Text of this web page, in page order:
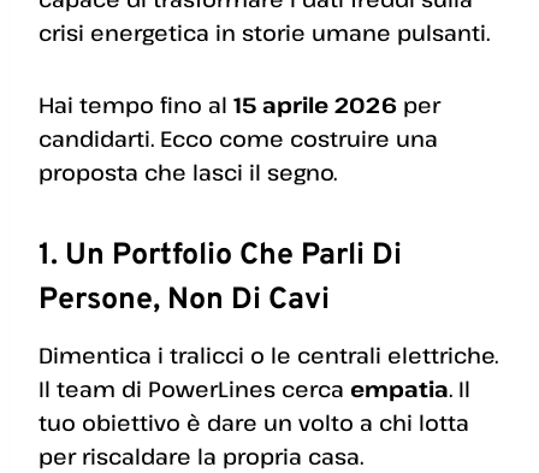
crisi energetica in storie umane pulsanti.
Hai tempo fino al 15 aprile 2026 per
candidarti. Ecco come costruire una
proposta che lasci il segno.
1. Un Portfolio Che Parli Di
Persone, Non Di Cavi
Dimentica i tralicci o le centrali elettriche.
Il team di PowerLines cerca empatia. Il
tuo obiettivo è dare un volto a chi lotta
per riscaldare la propria casa.